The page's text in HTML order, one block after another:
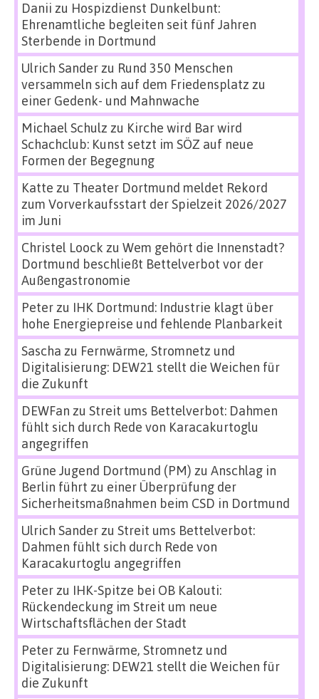
Danii zu Hospizdienst Dunkelbunt:
Ehrenamtliche begleiten seit fünf Jahren
Sterbende in Dortmund
Ulrich Sanderzu Rund 350 Menschen
versammeln sich auf dem Friedensplatz zu
einer Gedenk- und Mahnwache
Michael Schulz zu Kirche wird Bar wird
Schachclub: Kunst setzt im SÖZ auf neue
Formen der Begegnung
Katte zu Theater Dortmund meldet Rekord
zum Vorverkaufsstart der Spielzeit 2026/2027
im Juni
Christel Loock zu Wem gehört die Innenstadt?
Dortmund beschließt Bettelverbot vor der
Außengastronomie
Peterzu IHK Dortmund: Industrie klagt über
hohe Energiepreise und fehlende Planbarkeit
Sascha zu Fernwärme, Stromnetz und
Digitalisierung: DEW21 stellt die Weichen für
die Zukunft
DEWFan zu Streit ums Bettelverbot: Dahmen
fühlt sich durch Rede von Karacakurtoglu
angegriffen
Grüne Jugend Dortmund (PM) zu Anschlag in
Berlin führt zu einer Überprüfung der
Sicherheitsmaßnahmen beim CSD in Dortmund
Ulrich Sanderzu Streit ums Bettelverbot:
Dahmen fühlt sich durch Rede von
Karacakurtoglu angegriffen
Peterzu IHK-Spitze bei OB Kalouti:
Rückendeckung im Streit um neue
Wirtschaftsflächen der Stadt
Peterzu Fernwärme, Stromnetz und
Digitalisierung: DEW21 stellt die Weichen für
die Zukunft